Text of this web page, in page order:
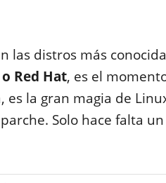
las distros más
Red Hat, es el
es la gran magia de
Solo hace falta